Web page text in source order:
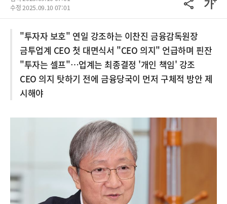
수정 2025.09.10 07:01
"투자자 보호" 연일 강조하는 이찬진 금융감독원장
금투업계 CEO 첫 대면식서 "CEO 의지" 언급하며 핀잔
"투자는 셀프"…업계는 최종결정 '개인 책임' 강조
CEO 의지 탓하기 전에 금융당국이 먼저 구체적 방안 제
시해야